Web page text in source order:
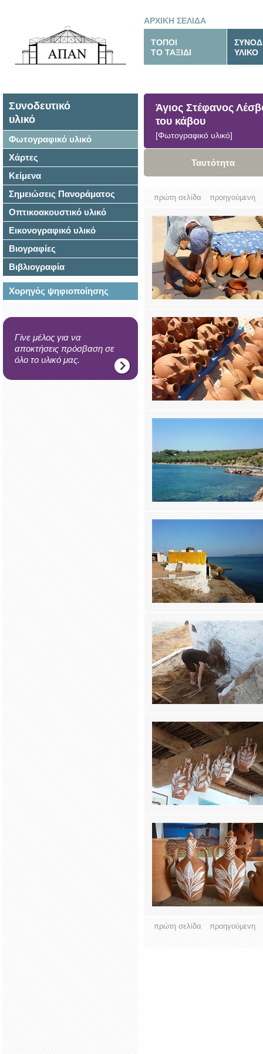
ΑΡΧΙΚΗ ΣΕΛΙΔΑ
ΤΟΠΟΙ
ΤΟ ΤΑΞΙΔΙ
ΥΛΙΚΟ
Συνοδευτικό
υλικό
Φωτογραφικό υλικό
Χάρτες
Κείμενα
Σημειώσεις Πανοράματος
Οπτικοακουστικό υλικό
Εικονογραφικό υλικό
Βιογραφίες
Βιβλιογραφία
Χορηγός ψηφιοποίησης
Γίνε μέλος για να
αποκτήσεις πρόσβαση σε
όλο το υλικό μας.
Άγιος Στέφανος
του κάβου
[Φωτογραφικό υλικό]
Ταυτότητα
πρώτη σελίδα προηγούμενη
πρώτη σελίδα προηγούμενη